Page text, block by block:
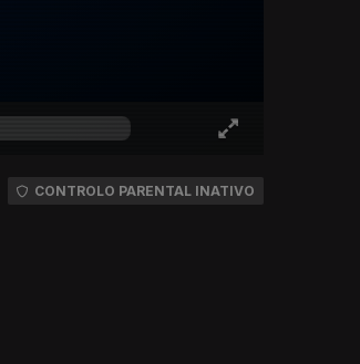
CONTROLO PARENTAL INATIVO